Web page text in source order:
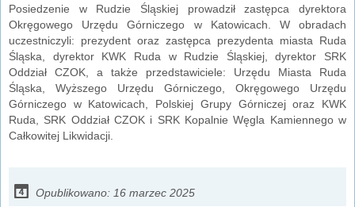
Posiedzenie w Rudzie Śląskiej prowadził zastępca dyrektora
Okręgowego Urzędu Górniczego w Katowicach. W obradach
uczestniczyli: prezydent oraz zastępca prezydenta miasta Ruda
Śląska, dyrektor KWK Ruda w Rudzie Śląskiej, dyrektor SRK
Oddział CZOK, a także przedstawiciele: Urzędu Miasta Ruda
Śląska, Wyższego Urzędu Górniczego, Okręgowego Urzędu
Górniczego w Katowicach, Polskiej Grupy Górniczej oraz KWK
Ruda, SRK Oddział CZOK i SRK Kopalnie Węgla Kamiennego w
Całkowitej Likwidacji.
Opublikowano: 16 marzec 2025